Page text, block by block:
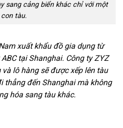
sang cảng biển khác chỉ với một
con tàu.
xuất khẩu đồ gia dụng từ
tại Shanghai. Công ty ZYZ
lô hàng sẽ được xếp lên tàu
thẳng đến Shanghai mà không
hóa sang tàu khác.